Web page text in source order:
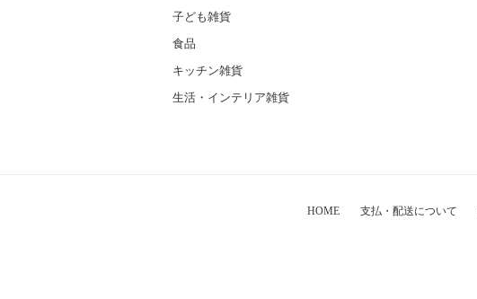
子ども雑貨
食品
キッチン雑貨
生活・インテリア雑貨
HOME 支払・配送について